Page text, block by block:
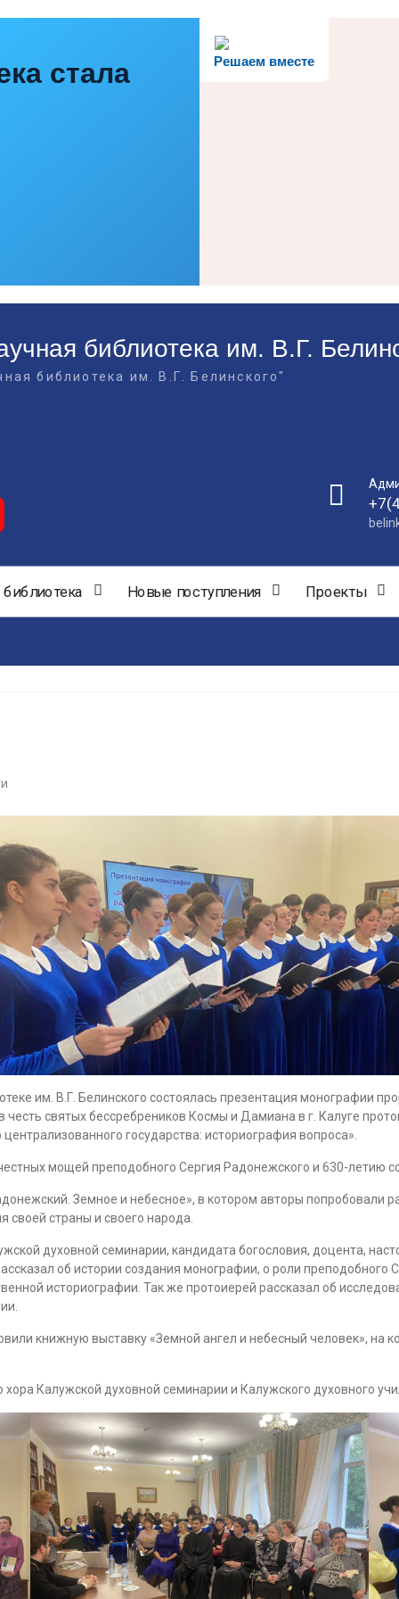
Решаем вместе
стала
библиотека им. В.Г.
библиотека им. В.Г. Белинского"
Новые поступления Проекты
им. В.Г. Белинского состоялась презентация монографии
честь святых бессребреников Космы и Дамиана в г. Калуге
государства: историография вопроса».
мощей преподобного Сергия Радонежского и 630-летию
Земное и небесное», в котором авторы попробовали
страны и своего народа.
духовной семинарии, кандидата богословия, доцента,
об истории создания монографии, о роли преподобного
историографии. Так же протоиерей рассказал об
книжную выставку «Земной ангел и небесный человек»,
Калужской духовной семинарии и Калужского духовного